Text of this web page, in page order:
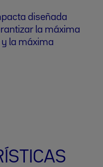
diseñada
la máxima
la máxima